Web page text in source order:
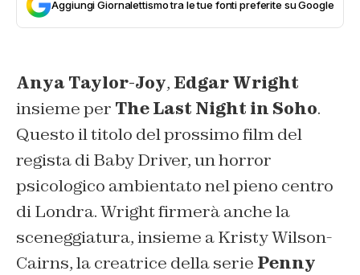
Aggiungi Giornalettismo tra le tue fonti preferite su Google
Anya Taylor-Joy, Edgar Wright
insieme per The Last Night in Soho.
Questo il titolo del prossimo film del
regista di Baby Driver, un horror
psicologico ambientato nel pieno centro
di Londra. Wright firmerà anche la
sceneggiatura, insieme a Kristy Wilson-
Cairns, la creatrice della serie Penny